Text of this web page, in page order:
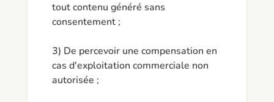
tout contenu généré sans
consentement ;
3) De percevoir une compensation en
cas d'exploitation commerciale non
autorisée ;